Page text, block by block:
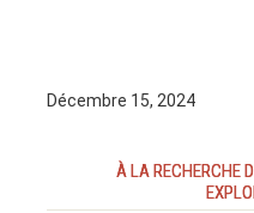
Décembre 15, 2024
À LA RECHERCHE